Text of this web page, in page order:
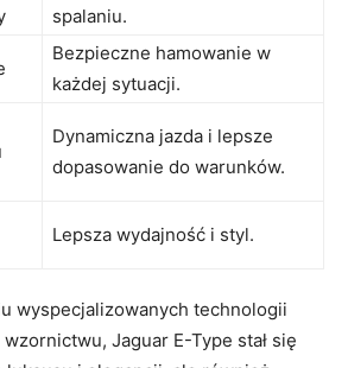
spalaniu.
Bezpieczne hamowanie w
każdej sytuacji.
Dynamiczna jazda i lepsze
⁣dopasowanie do warunków.
Lepsza ⁤wydajność i⁢ styl.
⁣wyspecjalizowanych technologii
Jaguar E-Type stał się